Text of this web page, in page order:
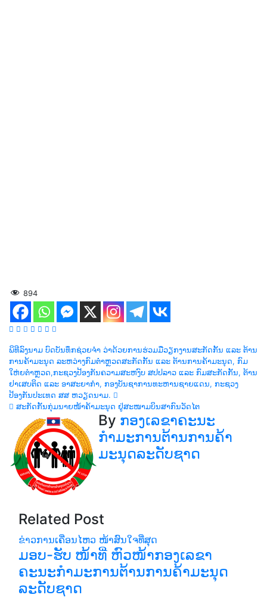
894
ເມ
ນູນ
ຳ
ທາງ
ບົດຄວາມ
ພິທີລົງນາມ ບົດບັນທຶກຊ່ວຍຈໍາ ວ່າດ້ວຍການຮ່ວມມືວຽກງານສະກັດກັ້ນ ແລະ ຕ້ານ
ການຄ້າມະນຸດ ລະຫວ່າງກົມຕໍາຫຼວດສະກັດກັ້ນ ແລະ ຕ້ານການຄ້າມະນຸດ, ກົມ
ໃຫ່ຍຕໍາຫຼວດ,ກະຊວງປ້ອງກັນຄວາມສະຫງົບ ສປປລາວ ແລະ ກົມສະກັດກັ້ນ, ຕ້ານ
ຢາເສບຕິດ ແລະ ອາສະຍາກໍາ, ກອງບັນຊາການທະຫານຊາຍແດນ, ກະຊວງ
ປ້ອງກັນປະເທດ ສສ ຫວຽດນາມ.
ສະກັດກັ້ນກຸ່ມນາຍໜ້າຄ້າມະນຸດ ຢູ່ສະໜາມບິນສາກົນວັດໄຕ
By ກອງເລຂາຄະນະ
ກຳມະການຕ້ານການຄ້າ
ມະນຸດລະດັບຊາດ
Related Post
ຂ່າວການເຄື່ອນໄຫວ ໜ້າສົນໃຈທີ່ສຸດ
ມອບ-ຮັບ ໜ້າທີ່ ຫົວໜ້າກອງເລຂາ
ຄະນະກຳມະການຕ້ານການຄ້າມະນຸດ
ລະດັບຊາດ